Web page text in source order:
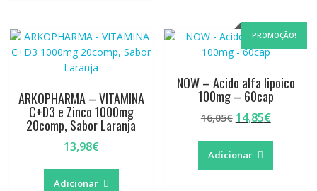
ARKOPHARMA – VITAMINA
C+D3 e Zinco 1000mg
20comp, Sabor Laranja
13,98€
Adicionar
PROMOÇÃO!
NOW – Acido alfa lipoico
100mg – 60cap
16,05€ O
original
era:
14,85€O
Adicionar